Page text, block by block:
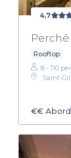
4,7
Rooftop
8 - 110
Saint-
€€